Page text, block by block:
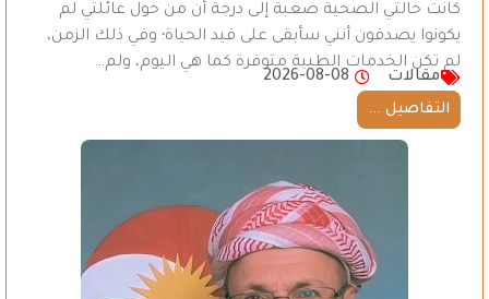
كانت حالتي الصحية صعبة إلى درجة أن من حول عائلتي لم
يكونوا يصدقون أنني سأبقى على قيد الحياة؛ وفي ذلك الزمن،
لم تكن الخدمات الطبية متوفرة كما هي اليوم، ولم…
مقالات
2026-08-08
التفاصيل ...